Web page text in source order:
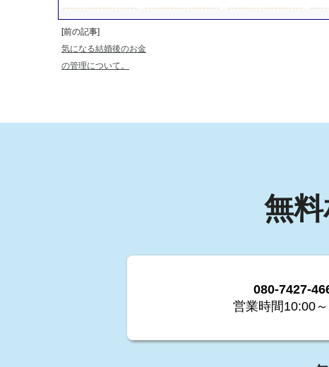
らこそ婚活実施
中！
事。
婚相談所オーナ
ーの育児日記。
う
ー
[前の記事]
気になる結婚後のお金
の管理について。
無
080-7427-
営業時間10:00